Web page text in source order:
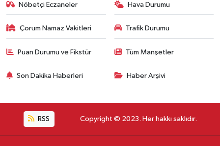
Nöbetçi Eczaneler Hava Durumu
Çorum Namaz Vakitleri Trafik Durumu
Puan Durumu ve Fikstür Tüm Manşetler
Son Dakika Haberleri Haber Arşivi
RSS Copyright © 2023. Her hakkı saklıdır.